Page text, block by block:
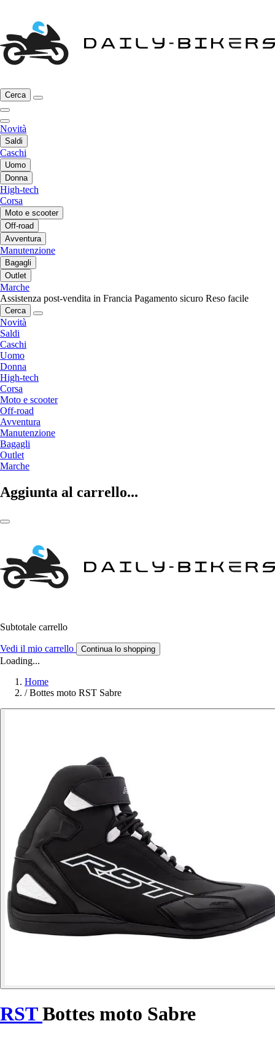
Cerca
Novità
Saldi
Caschi
Uomo
Donna
High-tech
Corsa
Moto e scooter
Off-road
Avventura
Manutenzione
Bagagli
Outlet
Marche
Assistenza post-vendita in Francia Pagamento sicuro Reso facile
Cerca
Novità
Saldi
Caschi
Uomo
Donna
High-tech
Corsa
Moto e scooter
Off-road
Avventura
Manutenzione
Bagagli
Outlet
Marche
Aggiunta al carrello...
Subtotale carrello
Vedi il mio carrello Continua lo shopping
Loading...
Home
/ Bottes moto RST Sabre
RSTBottes moto Sabre